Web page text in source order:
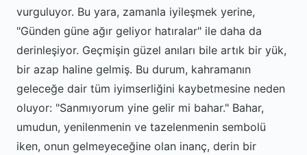
vurguluyor. Bu yara, zamanla iyileşmek yerine,
"Günden güne ağır geliyor hatıralar" ile daha da
derinleşiyor. Geçmişin güzel anıları bile artık bir yük,
bir azap haline gelmiş. Bu durum, kahramanın
geleceğe dair tüm iyimserliğini kaybetmesine neden
oluyor: "Sanmıyorum yine gelir mi bahar." Bahar,
umudun, yenilenmenin ve tazelenmenin sembolü
iken, onun gelmeyeceğine olan inanç, derin bir